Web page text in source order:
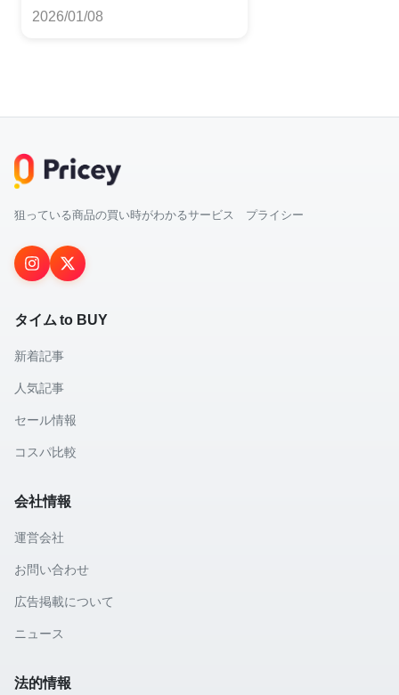
2026/01/08
狙っている商品の買い時がわかるサービス プライシー
タイム to BUY
新着記事
人気記事
セール情報
コスパ比較
会社情報
運営会社
お問い合わせ
広告掲載について
ニュース
法的情報